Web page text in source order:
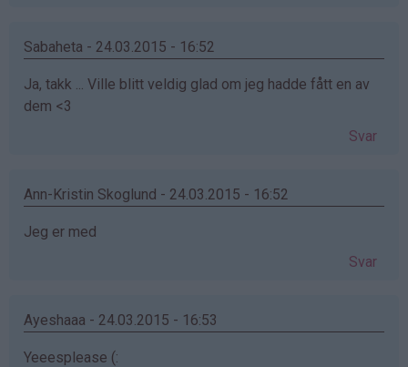
Sabaheta - 24.03.2015 - 16:52
Ja, takk ... Ville blitt veldig glad om jeg hadde fått en av
dem <3
Svar
Ann-Kristin Skoglund - 24.03.2015 - 16:52
Jeg er med
Svar
Ayeshaaa - 24.03.2015 - 16:53
Yeeesplease (: